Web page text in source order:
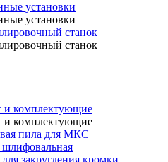
установки
установки
станок
станок
и комплектующие
и комплектующие
пила для МКС
шлифовальная
закругления кромки